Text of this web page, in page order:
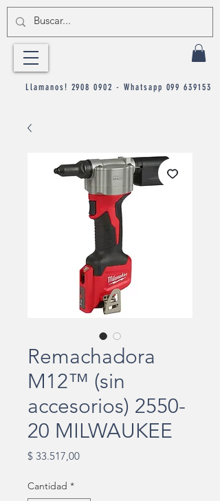
Llamanos! 2908 0902 - Whatsapp 099 639153
Remachadora
M12™ (sin
accesorios) 2550-
20 MILWAUKEE
$ 33.517,00Precio
Cantidad *